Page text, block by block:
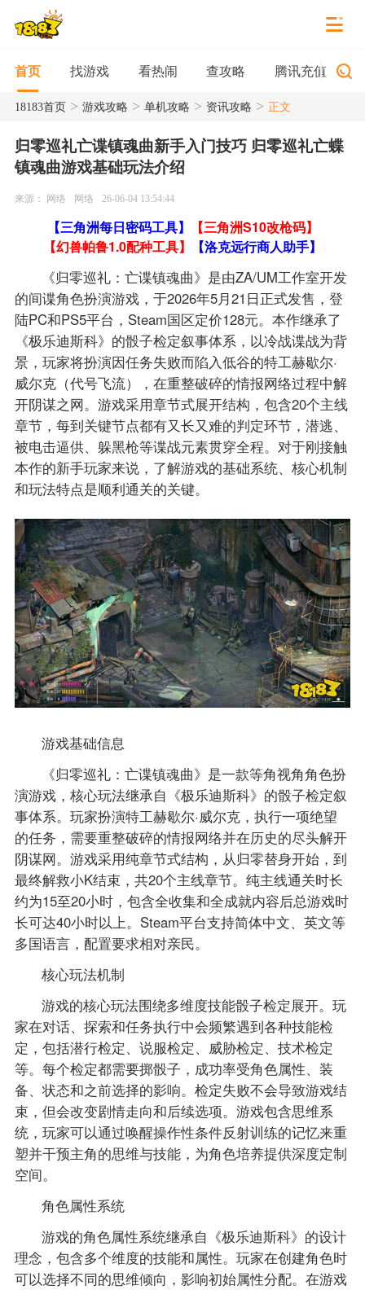
首页 找游戏 看热闹 查攻略 腾讯充值
18183首页> 游戏攻略 > 单机攻略 > 资讯攻略 > 正文
归零巡礼亡谍镇魂曲新手入门技巧 归零巡礼亡蝶
镇魂曲游戏基础玩法介绍
来源： 网络 网络 26-06-04 13:54:44
【三角洲每日密码工具】
【三角洲S10改枪码】
【幻兽帕鲁1.0配种工具】
【洛克远行商人助手】
《归零巡礼：亡谍镇魂曲》是由ZA/UM工作室开发
的间谍角色扮演游戏，于2026年5月21日正式发售，登
陆PC和PS5平台，Steam国区定价128元。本作继承了
《极乐迪斯科》的骰子检定叙事体系，以冷战谍战为背
景，玩家将扮演因任务失败而陷入低谷的特工赫歇尔·
威尔克（代号飞流），在重整破碎的情报网络过程中解
开阴谋之网。游戏采用章节式展开结构，包含20个主线
章节，每到关键节点都有又长又难的判定环节，潜逃、
被电击逼供、躲黑枪等谍战元素贯穿全程。对于刚接触
本作的新手玩家来说，了解游戏的基础系统、核心机制
和玩法特点是顺利通关的关键。
游戏基础信息
《归零巡礼：亡谍镇魂曲》是一款等角视角角色扮
演游戏，核心玩法继承自《极乐迪斯科》的骰子检定叙
事体系。玩家扮演特工赫歇尔·威尔克，执行一项绝望
的任务，需要重整破碎的情报网络并在历史的尽头解开
阴谋网。游戏采用纯章节式结构，从归零替身开始，到
最终解救小K结束，共20个主线章节。纯主线通关时长
约为15至20小时，包含全收集和全成就内容后总游戏时
长可达40小时以上。Steam平台支持简体中文、英文等
多国语言，配置要求相对亲民。
核心玩法机制
游戏的核心玩法围绕多维度技能骰子检定展开。玩
家在对话、探索和任务执行中会频繁遇到各种技能检
定，包括潜行检定、说服检定、威胁检定、技术检定
等。每个检定都需要掷骰子，成功率受角色属性、装
备、状态和之前选择的影响。检定失败不会导致游戏结
束，但会改变剧情走向和后续选项。游戏包含思维系
统，玩家可以通过唤醒操作性条件反射训练的记忆来重
塑并干预主角的思维与技能，为角色培养提供深度定制
空间。
角色属性系统
游戏的角色属性系统继承自《极乐迪斯科》的设计
理念，包含多个维度的技能和属性。玩家在创建角色时
可以选择不同的思维倾向，影响初始属性分配。在游戏